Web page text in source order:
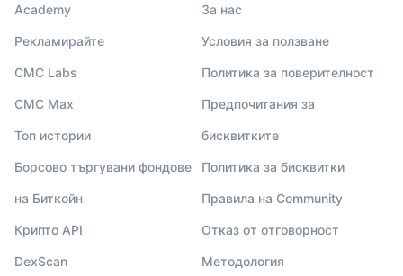
Academy
Рекламирайте
CMC Labs
CMC Max
Топ истории
Борсово търгувани фондове
на Биткойн
Крипто API
DexScan
За нас
Условия за ползване
Политика за поверителност
Предпочитания за
бисквитките
Политика за бисквитки
Правила на Community
Отказ от отговорност
Методология